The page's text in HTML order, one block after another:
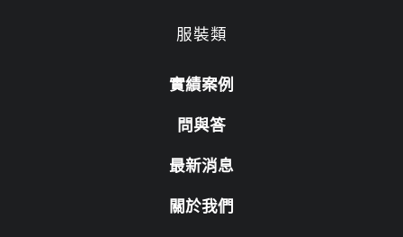
服裝類
實績案例
問與答
最新消息
關於我們